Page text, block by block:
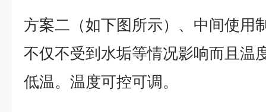
方案二（如下图所示）、中间使用
不仅不受到水垢等情况影响而且温
低温。温度可控可调。